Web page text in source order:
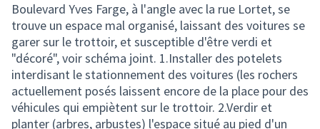
Boulevard Yves Farge, à l'angle avec la rue Lortet, se
trouve un espace mal organisé, laissant des voitures se
garer sur le trottoir, et susceptible d'être verdi et
"décoré", voir schéma joint. 1.Installer des potelets
interdisant le stationnement des voitures (les rochers
actuellement posés laissent encore de la place pour des
véhicules qui empiètent sur le trottoir. 2.Verdir et
planter (arbres, arbustes) l'espace situé au pied d'un